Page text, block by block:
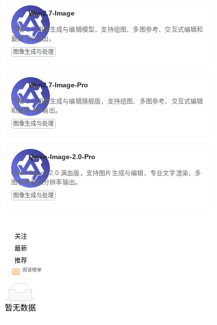
Wan2.7-Image
万相 2.7 图像生成与编辑模型，支持组图、多图参考、交互式编辑和
最高 2K 输出。
图像生成与处理
Wan2.7-Image-Pro
万相 2.7 图像生成与编辑旗舰版，支持组图、多图参考、交互式编辑
和最高 4K 输出。
图像生成与处理
Qwen-Image-2.0-Pro
Qwen-Image-2.0 满血版，支持图片生成与编辑、专业文字渲染、多
图参考和高分辨率输出。
图像生成与处理
关注
最新
推荐
阅读榜单
暂无数据